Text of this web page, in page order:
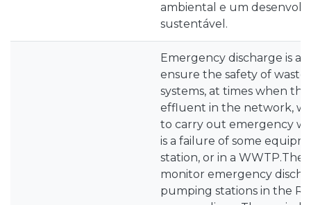
ambiental e um
sustentável.
Emergency discharge is a
ensure the safety of
systems, at times when
effluent in the network,
to carry out emergency
is a failure of some
station, or in a WWTP.The
monitor emergency
pumping stations in the